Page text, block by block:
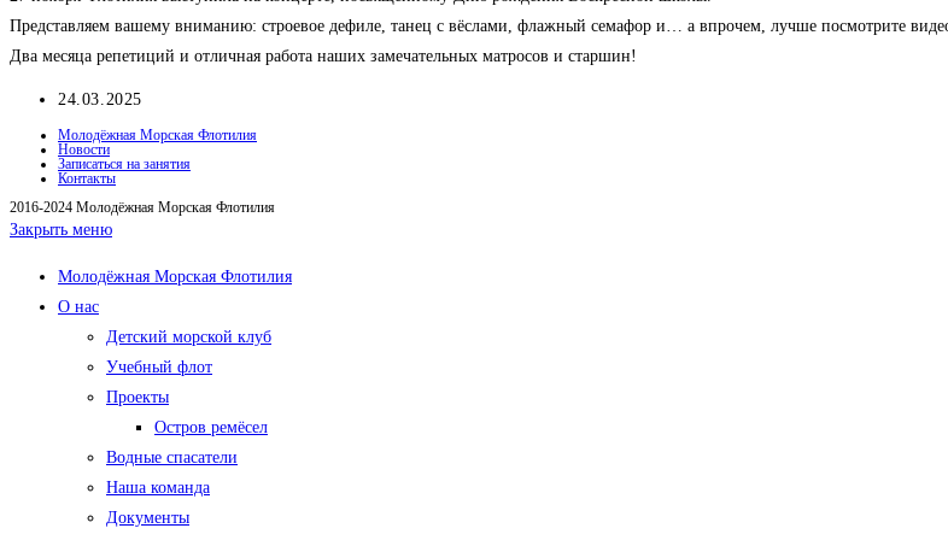
Представляем вашему вниманию: строевое дефиле, танец с вёслами, флажный семафор и… а впрочем, лучше посмотрите
Два месяца репетиций и отличная работа наших замечательных матросов и старшин!
Запись
24.03.2025
Молодёжная Морская Флотилия
Новости
Записаться на занятия
Контакты
2016-2024 Молодёжная Морская Флотилия
Закрыть меню
Молодёжная Морская Флотилия
О нас
Детский морской клуб
Учебный флот
Проекты
Остров ремёсел
Водные спасатели
Наша команда
Документы